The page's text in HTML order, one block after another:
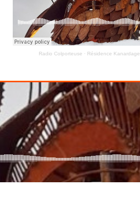
Radio Colporteuse · Résidence Kanardage